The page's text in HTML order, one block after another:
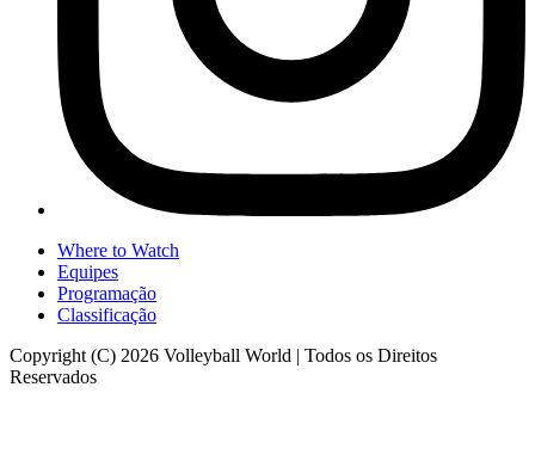
Where to Watch
Equipes
Programação
Classificação
Copyright (C) 2026 Volleyball World | Todos os Direitos
Reservados